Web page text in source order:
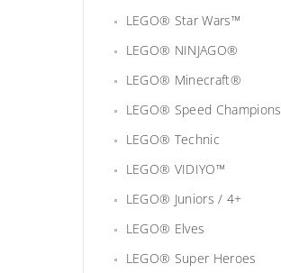
LEGO® Star Wars™
LEGO® NINJAGO®
LEGO® Minecraft®
LEGO® Speed Champions
LEGO® Technic
LEGO® VIDIYO™
LEGO® Juniors / 4+
LEGO® Elves
LEGO® Super Heroes